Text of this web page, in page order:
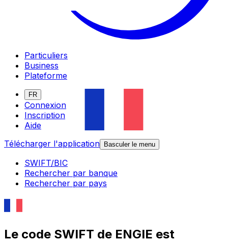
Particuliers
Business
Plateforme
FR
Connexion
Inscription
Aide
Télécharger l'application
Basculer le menu
SWIFT/BIC
Rechercher par banque
Rechercher par pays
Le code SWIFT de ENGIE est